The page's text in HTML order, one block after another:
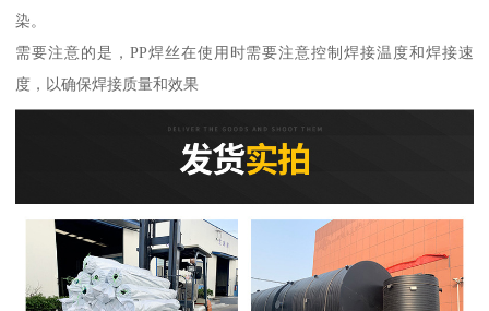
染。
需要注意的是，PP焊丝在使用时需要注意控制焊接温度和焊接速
度，以确保焊接质量和效果